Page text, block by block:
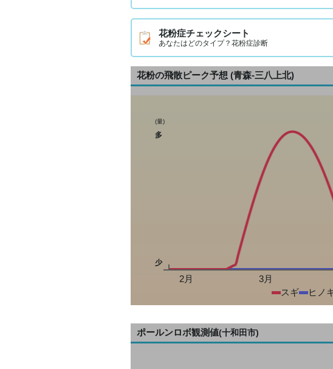
花粉症チェックシート
あなたはどのタイプ？花粉症診断
花粉の飛散ピーク予想 (青森-三八上北)
(量)
多
少
2月 3月
スギ
ヒノ
ポールンロボ観測値(十和田市)